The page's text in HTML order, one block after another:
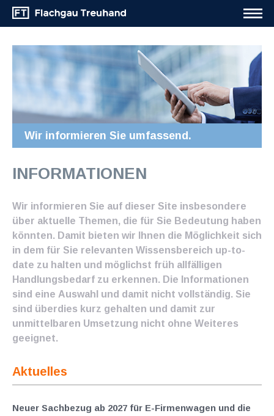
Wir informieren Sie umfassend.
INFORMATIONEN
Wir informieren Sie auf dieser Site insbesondere
über aktuelle Themen, die für Sie Bedeutung haben
könnten. Damit bieten wir Ihnen die Möglichkeit sich
in dem für Sie relevanten Wissensbereich up-to-
date zu halten und möglichst früh allfälligen
Handlungsbedarf zu erkennen. Die Informationen
sind eine Auswahl und damit nicht vollständig. Sie
sind überdies kurz gehalten und damit zur
unmittelbaren Umsetzung nicht ohne Weiteres
geeignet.
Aktuelles
Neuer Sachbezug ab 2027 für E-Firmenwagen und die